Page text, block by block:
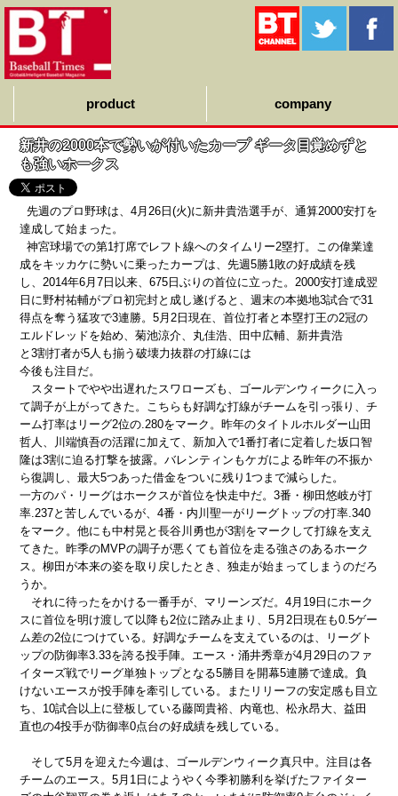
product company
新井の2000本で勢いが付いたカープ ギータ目覚めずと
も強いホークス
先週のプロ野球は、4月26日(火)に新井貴浩選手が、通算2000安打を
達成して始まった。
神宮球場での第1打席でレフト線へのタイムリー2塁打。この偉業達
成をキッカケに勢いに乗ったカープは、先週5勝1敗の好成績を残
し、2014年6月7日以来、675日ぶりの首位に立った。2000安打達成翌
日に野村祐輔がプロ初完封と成し遂げると、週末の本拠地3試合で31
得点を奪う猛攻で3連勝。5月2日現在、首位打者と本塁打王の2冠の
エルドレッドを始め、菊池涼介、丸佳浩、田中広輔、新井貴浩
と3割打者が5人も揃う破壊力抜群の打線には
今後も注目だ。
スタートでやや出遅れたスワローズも、ゴールデンウィークに入っ
て調子が上がってきた。こちらも好調な打線がチームを引っ張り、チ
ーム打率はリーグ2位の.280をマーク。昨年のタイトルホルダー山田
哲人、川端慎吾の活躍に加えて、新加入で1番打者に定着した坂口智
隆は3割に迫る打撃を披露。バレンティンもケガによる昨年の不振か
ら復調し、最大5つあった借金をついに残り1つまで減らした。
一方のパ・リーグはホークスが首位を快走中だ。3番・柳田悠岐が打
率.237と苦しんでいるが、4番・内川聖一がリーグトップの打率.340
をマーク。他にも中村晃と長谷川勇也が3割をマークして打線を支え
てきた。昨季のMVPの調子が悪くても首位を走る強さのあるホーク
ス。柳田が本来の姿を取り戻したとき、独走が始まってしまうのだろ
うか。
それに待ったをかける一番手が、マリーンズだ。4月19日にホーク
スに首位を明け渡して以降も2位に踏み止まり、5月2日現在も0.5ゲー
ム差の2位につけている。好調なチームを支えているのは、リーグト
ップの防御率3.33を誇る投手陣。エース・涌井秀章が4月29日のファ
イターズ戦でリーグ単独トップとなる5勝目を開幕5連勝で達成。負
けないエースが投手陣を牽引している。またリリーフの安定感も目立
ち、10試合以上に登板している藤岡貴裕、内竜也、松永昂大、益田
直也の4投手が防御率0点台の好成績を残している。
そして5月を迎えた今週は、ゴールデンウィーク真只中。注目は各
チームのエース。5月1日にようやく今季初勝利を挙げたファイター